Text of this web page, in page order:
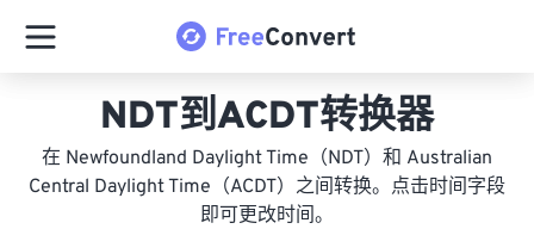
NDT到ACDT转换器
在 Newfoundland Daylight Time（NDT）和 Australian
Central Daylight Time（ACDT）之间转换。点击时间字段
即可更改时间。